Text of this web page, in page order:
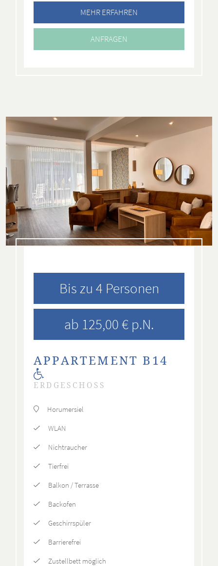
MEHR ERFAHREN
ANFRAGEN
Bis zu 4 Personen
ab 125,00 € p.N.
APPARTEMENT B14
ERDGESCHOSS
Horumersiel
WLAN
Nichtraucher
Tierfrei
Balkon / Terrasse
Backofen
Geschirrspüler
Barrierefrei
Zustellbett möglich